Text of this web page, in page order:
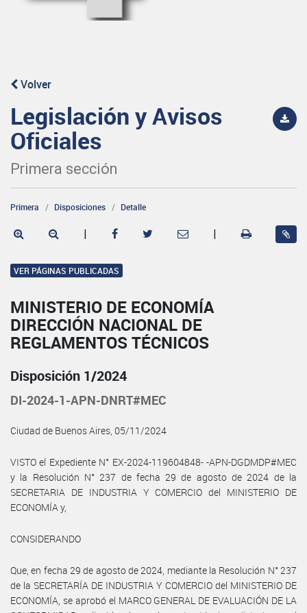
Volver
Legislación y Avisos
Oficiales
Primera sección
Primera Disposiciones Detalle
| |
VER PÁGINAS PUBLICADAS
MINISTERIO DE ECONOMÍA
DIRECCIÓN NACIONAL DE
REGLAMENTOS TÉCNICOS
Disposición 1/2024
DI-2024-1-APN-DNRT#MEC
Ciudad de Buenos Aires, 05/11/2024
VISTO el Expediente N° EX-2024-119604848- -APN-DGDMDP#MEC
y la Resolución N° 237 de fecha 29 de agosto de 2024 de la
SECRETARIA DE INDUSTRIA Y COMERCIO del MINISTERIO DE
ECONOMÍA y,
CONSIDERANDO
Que, en fecha 29 de agosto de 2024, mediante la Resolución N° 237
de la SECRETARÍA DE INDUSTRIA Y COMERCIO del MINISTERIO DE
ECONOMÍA, se aprobó el MARCO GENERAL DE EVALUACIÓN DE LA